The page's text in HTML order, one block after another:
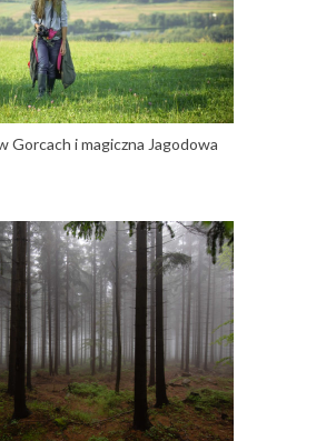
Gorcach i magiczna Jagodowa